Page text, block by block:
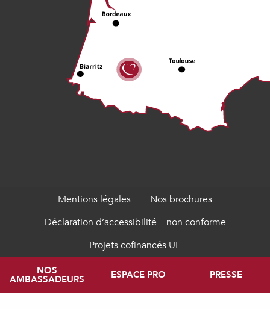
Mentions légales
Nos brochures
Déclaration d’accessibilité – non conforme
Projets cofinancés UE
NOS
AMBASSADEURS ESPACE PRO PRESSE